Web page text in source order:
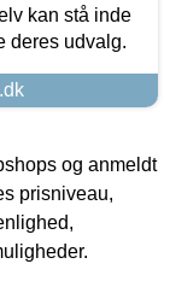
kan stå inde
deres udvalg.
og anmeldt
prisniveau,